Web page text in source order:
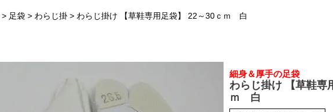
足袋 わらじ掛 わらじ掛け 【草鞋専用足袋】 22～30ｃｍ 白
細身＆厚手の足袋
わらじ掛け 【草鞋専
ｍ 白